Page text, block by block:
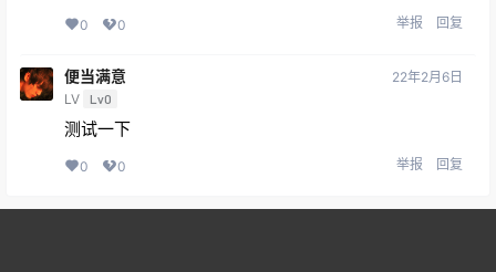
0 0 举报 回复
便当满意
LV Lv0
22年2月6日
测试一下
0 0 举报 回复